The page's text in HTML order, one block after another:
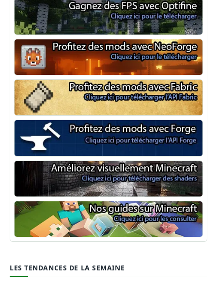
Optifine
NeoForge
Minecraft Fabric
Minecraft Forge
Shaders Minecraft
Guide Minecraft
LES TENDANCES DE LA SEMAINE